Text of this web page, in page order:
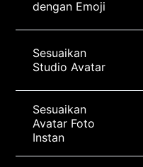
dengan Emoji
Sesuaikan
Studio Avatar
Sesuaikan
Avatar Foto
Instan